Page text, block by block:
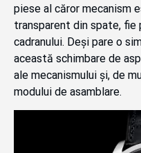
piese al căror mecanism
transparent din spate, fie
cadranului. Deși pare o
această schimbare de
ale mecanismului și, de
modului de asamblare.